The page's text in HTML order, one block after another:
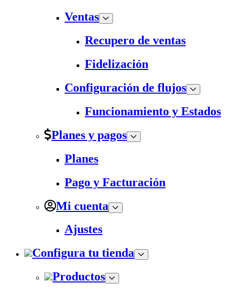
Ventas
Recupero de ventas
Fidelización
Configuración de flujos
Funcionamiento y Estados
Planes y pagos
Planes
Pago y Facturación
Mi cuenta
Ajustes
Configura tu tienda
Productos